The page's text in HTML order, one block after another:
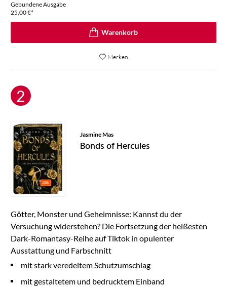
Gebundene Ausgabe
25,00€*
Merken
Jasmine Mas
Bonds of Hercules
Götter, Monster und Geheimnisse: Kannst du der
Versuchung widerstehen? Die Fortsetzung der heißesten
Dark-Romantasy-Reihe auf Tiktok in opulenter
Ausstattung und Farbschnitt
mit stark veredeltem Schutzumschlag
mit gestaltetem und bedrucktem Einband